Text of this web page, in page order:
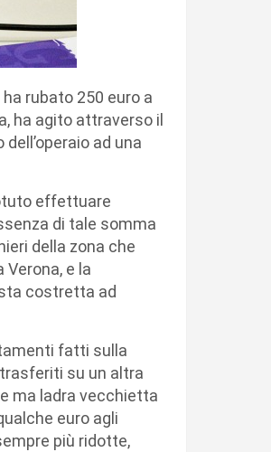
rubato 250 euro a
ha agito attraverso il
ad una
effettuare
di tale somma
della zona che
e la
costretta ad
fatti sulla
su un altra
ma ladra vecchietta
euro agli
più ridotte,